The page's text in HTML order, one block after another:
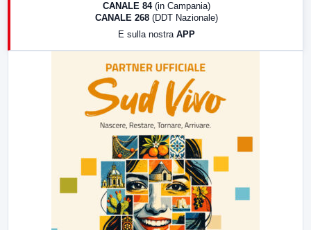
CANALE 84 (in Campania)
CANALE 268 (DDT Nazionale)
E sulla nostra APP